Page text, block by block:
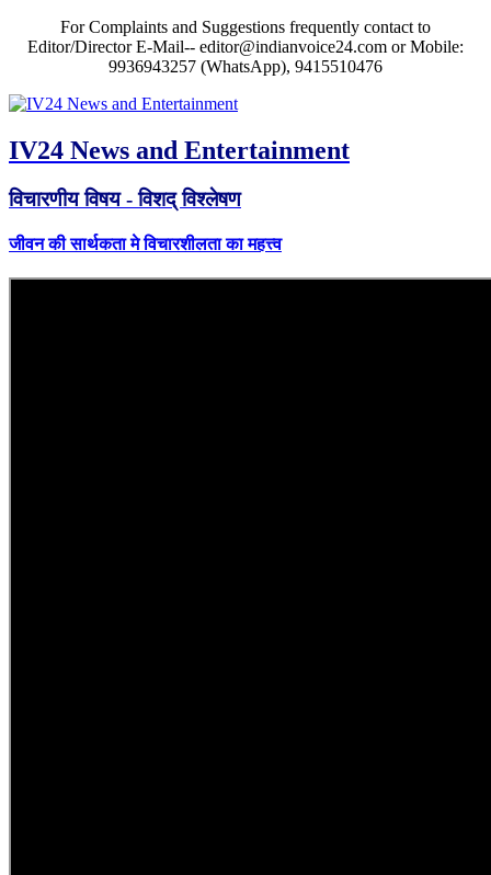
For Complaints and Suggestions frequently contact to
Editor/Director E-Mail-- editor@indianvoice24.com or Mobile:
9936943257 (WhatsApp), 9415510476
IV24 News and Entertainment
विचारणीय विषय - विशद् विश्लेषण
जीवन की सार्थकता मे विचारशीलता का महत्त्व